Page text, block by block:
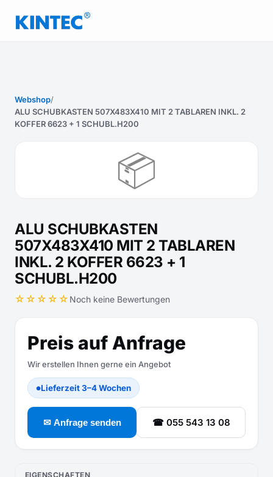
Webshop/
ALU SCHUBKASTEN 507X483X410 MIT 2 TABLAREN INKL. 2
KOFFER 6623 + 1 SCHUBL.H200
📦
ALU SCHUBKASTEN
507X483X410 MIT 2 TABLAREN
INKL. 2 KOFFER 6623 + 1
SCHUBL.H200
☆☆☆☆☆ Noch keine Bewertungen
Preis auf Anfrage
Wir erstellen Ihnen gerne ein Angebot
●Lieferzeit 3–4 Wochen
✉ Anfrage senden ☎ 055 543 13 08
EIGENSCHAFTEN